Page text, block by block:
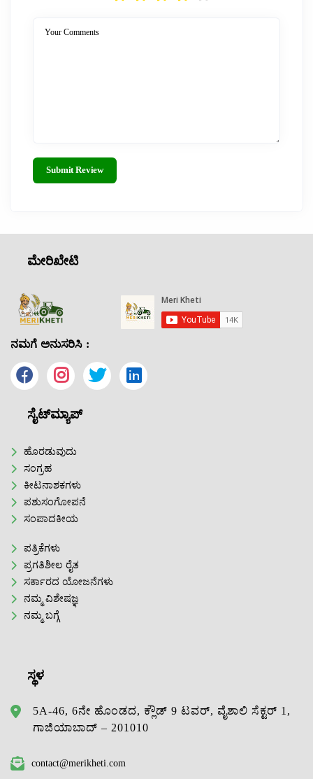
Your Comments
Submit Review
ಮೇರಿಖೇಟಿ
ನಮಗೆ ಅನುಸರಿಸಿ :
ಸೈಟ್‌ಮ್ಯಾಪ್
ಹೊರಡುವುದು
ಸಂಗ್ರಹ
ಕೀಟನಾಶಕಗಳು
ಪಶುಸಂಗೋಪನೆ
ಸಂಪಾದಕೀಯ
ಪತ್ರಿಕೆಗಳು
ಪ್ರಗತಿಶೀಲ ರೈತ
ಸರ್ಕಾರದ ಯೋಜನೆಗಳು
ನಮ್ಮ ವಿಶೇಷಜ್ಞ
ನಮ್ಮ ಬಗ್ಗೆ
ಸ್ಥಳ
5A-46, 6ನೇ ಹೊಂಡದ, ಕ್ಲೌಡ್ 9 ಟವರ್, ವೈಶಾಲಿ ಸೆಕ್ಟರ್ 1,
ಗಾಜಿಯಾಬಾದ್ – 201010
contact@merikheti.com